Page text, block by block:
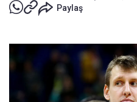
Paylaş